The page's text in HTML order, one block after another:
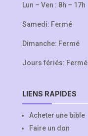
Lun – Ven : 8h – 17h
Samedi: Fermé
Dimanche: Fermé
Jours fériés: Fermé
LIENS RAPIDES
Acheter une bible
Faire un don